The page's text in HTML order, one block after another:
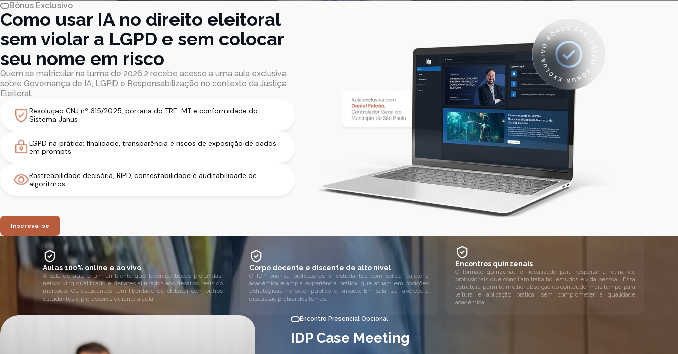
Bônus Exclusivo
Como usar IA no direito eleitoral
sem violar a LGPD e sem colocar
seu nome em risco
Quem se matricular na turma de 2026.2 recebe acesso a uma aula exclusiva
sobre Governança de IA, LGPD e Responsabilização no contexto da Justiça
Eleitoral.
Resolução CNJ nº 615/2025, portaria do TRE-MT e conformidade do
Sistema Janus
LGPD na prática: finalidade, transparência e riscos de exposição de dados
em prompts
Rastreabilidade decisória, RIPD, contestabilidade e auditabilidade de
algoritmos
Inscreva-se
Aulas 100% online e ao vivo
A sala de aula é um ambiente que favorece trocas profundas,
networking qualificado e debates alinhados aos desafios reais do
mercado. Os estudantes tem liberdade de debater com outros
estudantes e professores durante a aula.
Corpo docente e discente de alto nível
O IDP prioriza professores e estudantes com sólida trajetória
acadêmica e ampla experiência prática, que atuam em posições
estratégicas no setor público e privado. Em sala, se favorece a
discussão prática dos temas.
Encontros quinzenais
O formato quinzenal foi idealizado para respeitar a rotina de
profissionais que conciliam trabalho, estudos e vida pessoal. Essa
estrutura permite melhor absorção do conteúdo, mais tempo para
leitura e aplicação prática, sem comprometer a qualidade
acadêmica.
Encontro Presencial Opcional
IDP Case Meeting